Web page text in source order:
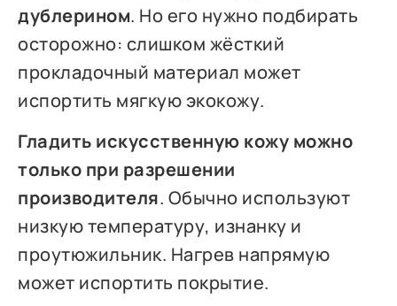
дублерином. Но его нужно подбирать
осторожно: слишком жёсткий
прокладочный материал может
испортить мягкую экокожу.
Гладить искусственную кожу можно
только при разрешении
производителя. Обычно используют
низкую температуру, изнанку и
проутюжильник. Нагрев напрямую
может испортить покрытие.